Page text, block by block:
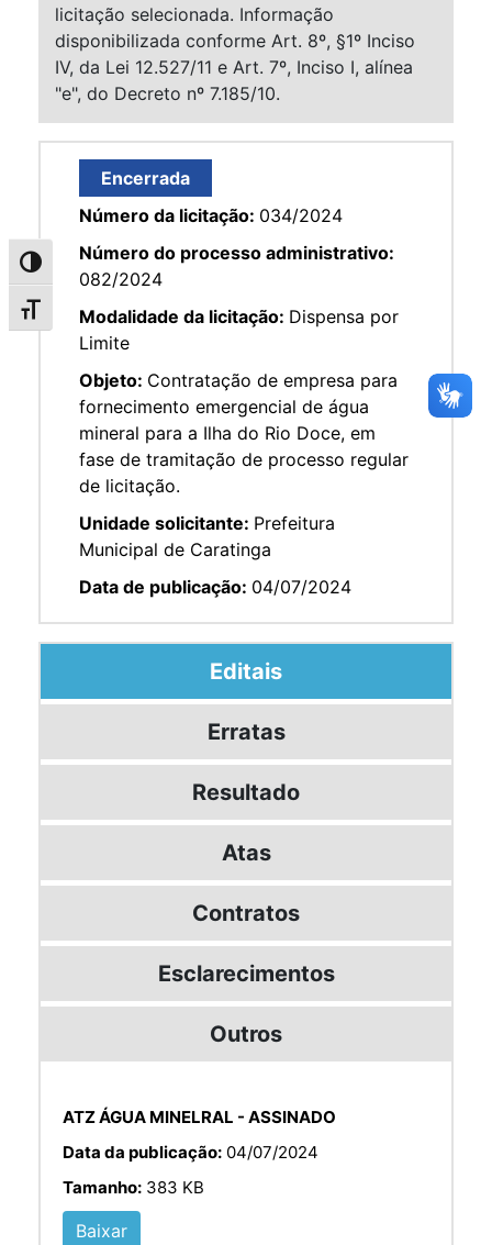
Alternar alto contraste
Alternar tamanho da fonte
licitação selecionada. Informação
disponibilizada conforme Art. 8º, §1º Inciso
IV, da Lei 12.527/11 e Art. 7º, Inciso I, alínea
"e", do Decreto nº 7.185/10.
Encerrada
Número da licitação: 034/2024
Número do processo administrativo:
082/2024
Modalidade da licitação: Dispensa por
Limite
Objeto: Contratação de empresa para
fornecimento emergencial de água
mineral para a Ilha do Rio Doce, em
fase de tramitação de processo regular
de licitação.
Unidade solicitante: Prefeitura
Municipal de Caratinga
Data de publicação: 04/07/2024
Editais
Erratas
Resultado
Atas
Contratos
Esclarecimentos
Outros
ATZ ÁGUA MINELRAL - ASSINADO
Data da publicação: 04/07/2024
Tamanho: 383 KB
Baixar